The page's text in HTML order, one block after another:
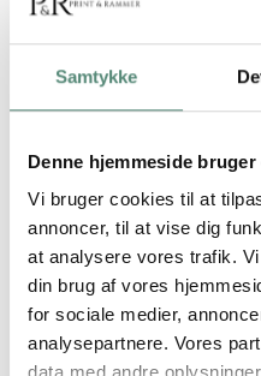
Samtykke
Denne hjemmeside
Vi bruger cookies til at
annoncer, til at vise dig
at analysere vores trafik.
din brug af vores
for sociale medier,
analysepartnere. Vores
sammen med Pink Air
valg for dig, der ønsker at
YDERLIGERE INFORMATION
STØRRELSE 29,7×42